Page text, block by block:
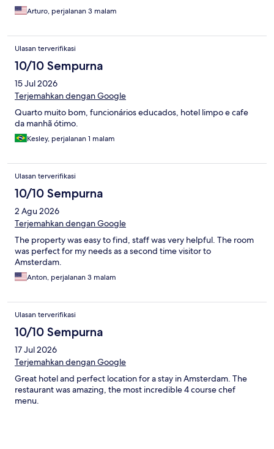
Arturo, perjalanan 3 malam
Ulasan terverifikasi
10/10 Sempurna
15 Jul 2026
Terjemahkan dengan Google
Quarto muito bom, funcionários educados, hotel limpo e cafe
da manhã ótimo.
Kesley, perjalanan 1 malam
Ulasan terverifikasi
10/10 Sempurna
2 Agu 2026
Terjemahkan dengan Google
The property was easy to find, staff was very helpful. The room
was perfect for my needs as a second time visitor to
Amsterdam.
Anton, perjalanan 3 malam
Ulasan terverifikasi
10/10 Sempurna
17 Jul 2026
Terjemahkan dengan Google
Great hotel and perfect location for a stay in Amsterdam. The
restaurant was amazing, the most incredible 4 course chef
menu.